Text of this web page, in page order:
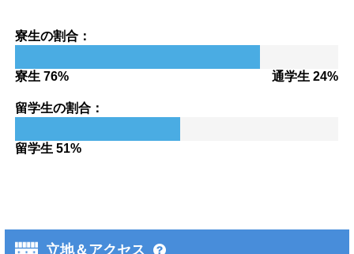
寮生の割合：
寮生 76% 通学生 24%
留学生の割合：
留学生 51%
立地＆アクセス